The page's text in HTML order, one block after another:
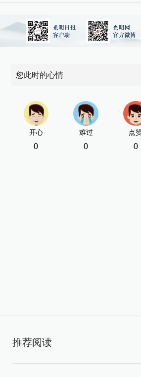
您此时的心情
开心
0
难过
0
点
0
推荐阅读